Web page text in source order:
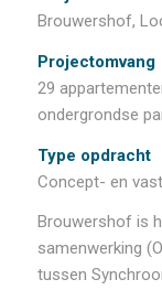
Brouwershof,
Projectomvang
29
ondergrondse
Type opdracht
Concept- en
Brouwershof is
samenwerking
tussen